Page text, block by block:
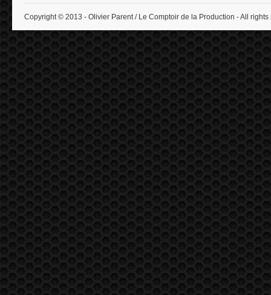
Copyright © 2013 - Olivier Parent / Le Comptoir de la Production - All rights